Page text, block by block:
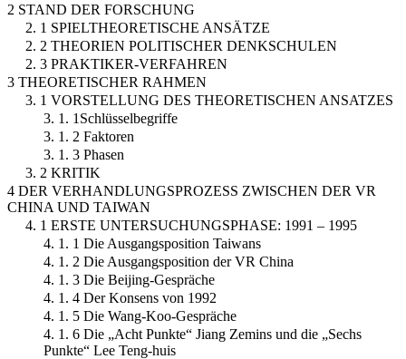
2 STAND DER FORSCHUNG
2. 1 SPIELTHEORETISCHE ANSÄTZE
2. 2 THEORIEN POLITISCHER DENKSCHULEN
2. 3 PRAKTIKER-VERFAHREN
3 THEORETISCHER RAHMEN
3. 1 VORSTELLUNG DES THEORETISCHEN ANSATZES
3. 1. 1Schlüsselbegriffe
3. 1. 2 Faktoren
3. 1. 3 Phasen
3. 2 KRITIK
4 DER VERHANDLUNGSPROZESS ZWISCHEN DER VR
CHINA UND TAIWAN
4. 1 ERSTE UNTERSUCHUNGSPHASE: 1991 – 1995
4. 1. 1 Die Ausgangsposition Taiwans
4. 1. 2 Die Ausgangsposition der VR China
4. 1. 3 Die Beijing-Gespräche
4. 1. 4 Der Konsens von 1992
4. 1. 5 Die Wang-Koo-Gespräche
4. 1. 6 Die „Acht Punkte“ Jiang Zemins und die „Sechs
Punkte“ Lee Teng-huis